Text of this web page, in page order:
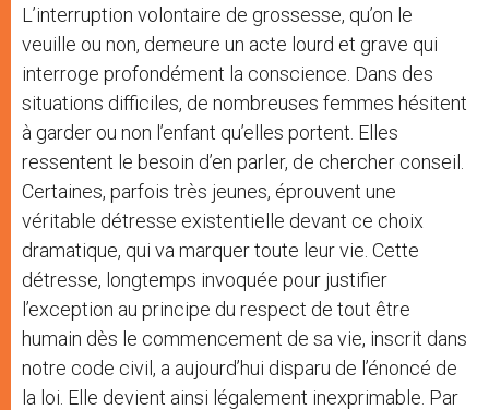
L’interruption volontaire de grossesse, qu’on le
veuille ou non, demeure un acte lourd et grave qui
interroge profondément la conscience. Dans des
situations difficiles, de nombreuses femmes hésitent
à garder ou non l’enfant qu’elles portent. Elles
ressentent le besoin d’en parler, de chercher conseil.
Certaines, parfois très jeunes, éprouvent une
véritable détresse existentielle devant ce choix
dramatique, qui va marquer toute leur vie. Cette
détresse, longtemps invoquée pour justifier
l’exception au principe du respect de tout être
humain dès le commencement de sa vie, inscrit dans
notre code civil, a aujourd’hui disparu de l’énoncé de
la loi. Elle devient ainsi légalement inexprimable. Par